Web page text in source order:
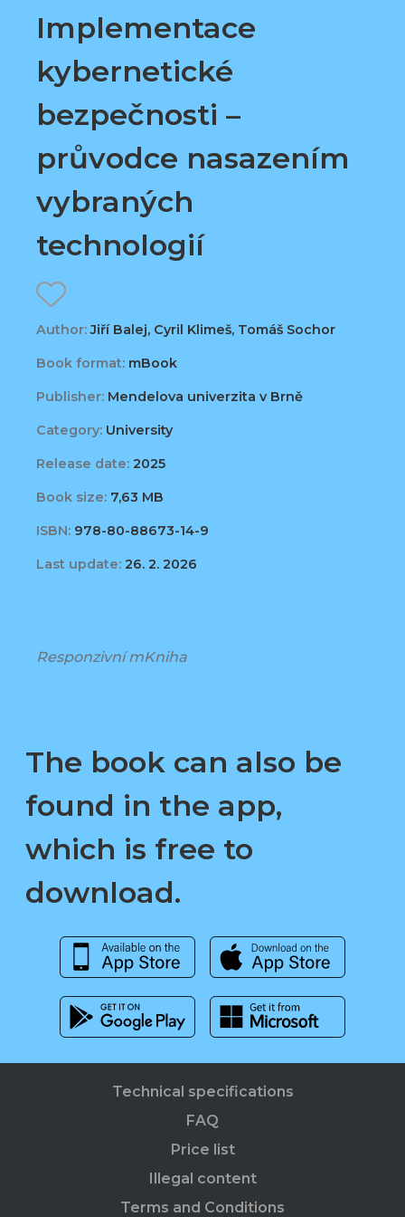
Implementace
kybernetické
bezpečnosti –
průvodce nasazením
vybraných
technologií
Author:Jiří Balej, Cyril Klimeš, Tomáš Sochor
Book format: mBook
Publisher: Mendelova univerzita v Brně
Category: University
Release date: 2025
Book size: 7,63 MB
ISBN: 978-80-88673-14-9
Last update: 26. 2. 2026
Responzivní mKniha
The book can also be
found in the app,
which is free to
download.
Technical specifications
FAQ
Price list
Illegal content
Terms and Conditions